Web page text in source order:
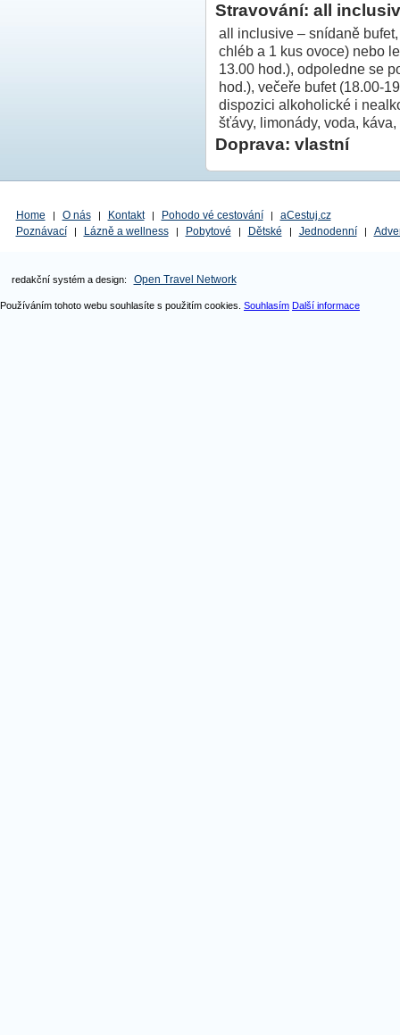
Stravování: all
all inclusive – snídaně
chléb a 1 kus ovoce) nebo
13.00 hod.), odpoledne se
hod.), večeře bufet (18.00-
dispozici alkoholické i
šťávy, limonády, voda,
Doprava: vlastní
Home | O nás | Kontakt | Pohodo vé cestování |
aCestuj.cz
Poznávací
| Lázně a wellness | Pobytové | Dětské | Jednodenní |
redakční systém a design: Open Travel Network
Používáním tohoto webu souhlasíte s použitím cookies. Souhlasím Další informace